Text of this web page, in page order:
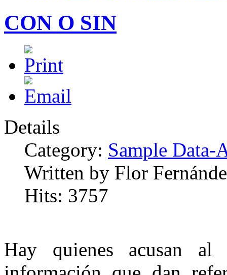
CON O SIN
Details
Category: Sample Data-
Written by Flor
Hits: 3757
Hay quienes acusan